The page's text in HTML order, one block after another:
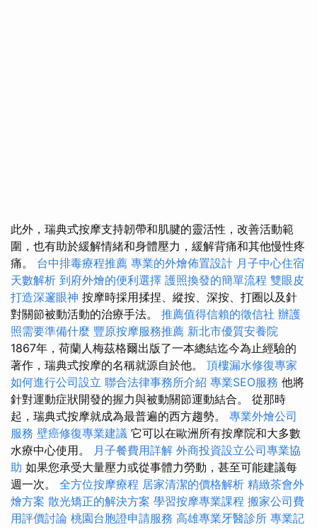
此外，瑞典式按摩支持韌帶和肌腱的靈活性，改善活動範
圍，也有助於緩解情緒和身體壓力，緩解背痛和其他慢性疼
痛。 台中排毒療程推薦 專業的外燴佈置設計 月子中心住宿
天數解析 到府外燴的便利選擇 護照換發的簡單流程 雙眼皮
打造深邃眼神 按摩時採用揉捏、縱按、深按、打圈以及針
對關節被動活動的治療手法。 推薦值得信賴的徵信社 辦護
照需要準備什麼 豐原按摩服務推薦 新北市優質安養院
1867年，荷蘭人梅茲格爾出版了一本總結迄今為止經驗的
著作，瑞典式按摩的名稱就源自於他。 頂樓漏水修復專家
如何進行公司設立 聯合法律事務所介紹 專業SEO服務 他將
針對運動症狀開發的握力與被動關節運動結合。 從那時
起，瑞典式按摩就成為最普遍的西方趨勢。 專業外燴公司
服務 壁癌修復專業建議 它可以在歐洲所有按摩院和大多數
水療中心使用。 月子餐費用詳解 外商投資設立公司專業協
助 如果您承受大量壓力或從事體力勞動，甚至可能建議每
週一次。 全方位按摩療程 居家清潔的價格解析 精緻茶會外
燴方案 散光矯正的解決方案 學習按摩專業課程 搬家公司費
用評價討論 桃園台胞證申請服務 高雄專業牙醫診所 專業記